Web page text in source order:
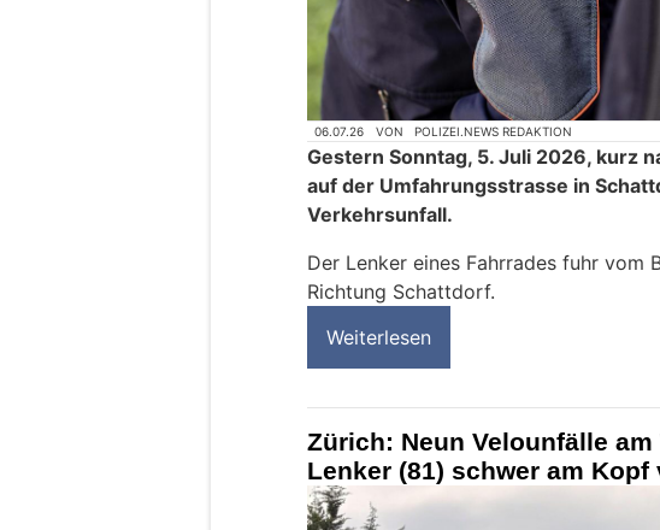
06.07.26 VON POLIZEI.NEWS REDAKTION
Gestern Sonntag, 5. Juli 2026, kurz
auf der Umfahrungsstrasse in
Verkehrsunfall.
Der Lenker eines Fahrrades fuhr vom
Richtung Schattdorf.
Weiterlesen
Zürich: Neun Velounfälle am
Lenker (81) schwer am Kopf